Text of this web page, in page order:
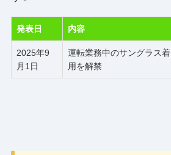
発表日 内容
2025年9
月1日
運転業務中のサングラス着
用を解禁